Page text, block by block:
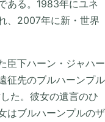
ある。1983年にユネ
、2007年に新・世界
臣下ハーン・ジャハー
征先のブルハーンプル
た。彼女の遺言のひ
はブルハーンプルのザ